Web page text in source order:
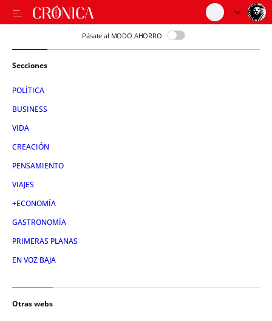
Pásate al MODO AHORRO
Secciones
POLÍTICA
BUSINESS
VIDA
CREACIÓN
PENSAMIENTO
VIAJES
+ECONOMÍA
GASTRONOMÍA
PRIMERAS PLANAS
EN VOZ BAJA
Otras webs